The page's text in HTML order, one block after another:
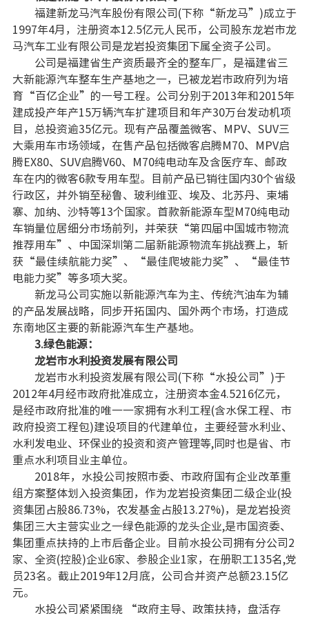
福建新龙马汽车股份有限公司(下称“新龙马”)成立于
1997年4月，注册资本12.5亿元人民币，公司股东龙岩市龙
马汽车工业有限公司是龙岩投资集团下属全资子公司。
公司是福建省生产资质最齐全的整车厂，是福建省三
大新能源汽车整车生产基地之一，已被龙岩市政府列为培
育“百亿企业”的一号工程。公司分别于2013年和2015年
建成投产年产15万辆汽车扩建项目和年产30万台发动机项
目，总投资逾35亿元。现有产品覆盖微客、MPV、SUV三
大乘用车市场领域，在售产品包括微客启腾M70、MPV启
腾EX80、SUV启腾V60、M70纯电动车及含医疗车、邮政
车在内的微客6款专用车型。目前产品已销往国内30个省级
行政区，并外销至秘鲁、玻利维亚、埃及、北苏丹、柬埔
寨、加纳、沙特等13个国家。首款新能源车型M70纯电动
车销量位居细分市场前列，并荣获“第四届中国城市物流
推荐用车”、中国深圳第二届新能源物流车挑战赛上，斩
获“最佳续航能力奖”、“最佳爬坡能力奖”、“最佳节
电能力奖”等多项大奖。
新龙马公司实施以新能源汽车为主、传统汽油车为辅
的产品发展战略，同步开拓国内、国外两个市场，打造成
东南地区主要的新能源汽车生产基地。
3.绿色能源：
龙岩市水利投资发展有限公司
龙岩市水利投资发展有限公司(下称“水投公司”)于
2012年4月经市政府批准成立，注册资本金4.5216亿元，
是经市政府批准的唯一一家拥有水利工程(含水保工程、市
政府投资工程包)建设项目的代建单位，主要经营水利业、
水利发电业、环保业的投资和资产管理等,同时也是省、市
重点水利项目业主单位。
2018年，水投公司按照市委、市政府国有企业改革重
组方案整体划入投资集团，作为龙岩投资集团二级企业(投
资集团占股86.73%，农发基金占股13.27%)，是龙岩投资
集团三大主营实业之一绿色能源的龙头企业,是市国资委、
集团重点扶持的上市后备企业。目前水投公司拥有分公司2
家、全资(控股)企业6家、参股企业1家，在册职工135名,党
员23名。截止2019年12月底，公司合并资产总额23.15亿
元。
水投公司紧紧围绕 “政府主导、政策扶持，盘活存